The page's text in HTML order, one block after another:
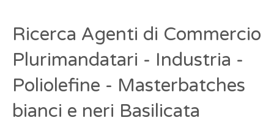
Ricerca Agenti di Commercio
Plurimandatari - Industria -
Poliolefine - Masterbatches
bianci e neri Basilicata